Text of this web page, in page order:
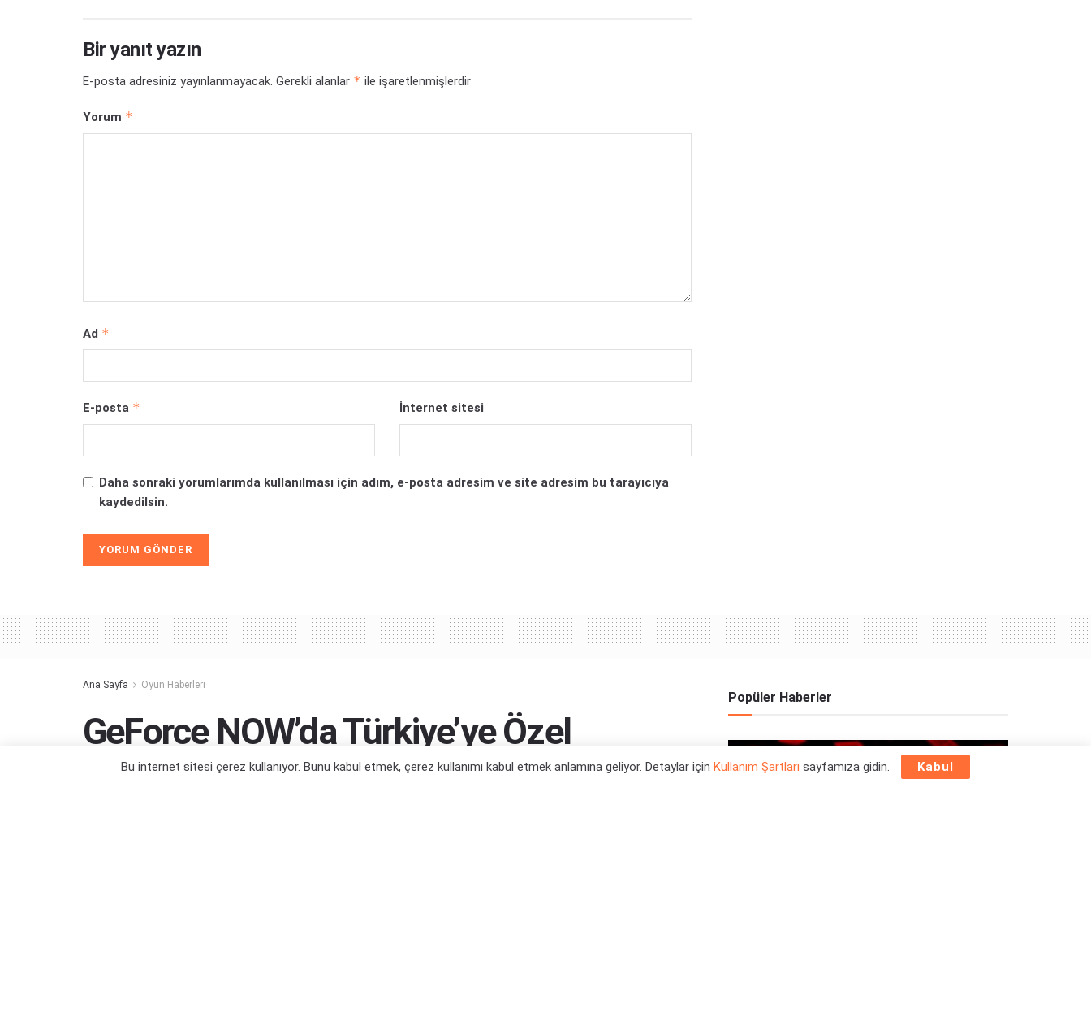
Bir yanıt yazın
E-posta adresiniz yayınlanmayacak. Gerekli alanlar * ile işaretlenmişlerdir
Yorum *
Ad *
E-posta * İnternet sitesi
Daha sonraki yorumlarımda kullanılması için adım, e-posta adresim ve site adresim bu tarayıcıya
kaydedilsin.
Ana Sayfa Oyun Haberleri
GeForce NOW’da Türkiye’ye Özel
Sınırlama Getirildi
Popüler Haberler
Bu internet sitesi çerez kullanıyor. Bunu kabul etmek, çerez kullanımı kabul etmek anlamına geliyor. Detaylar için Kullanım Şartları sayfamıza gidin. Kabul